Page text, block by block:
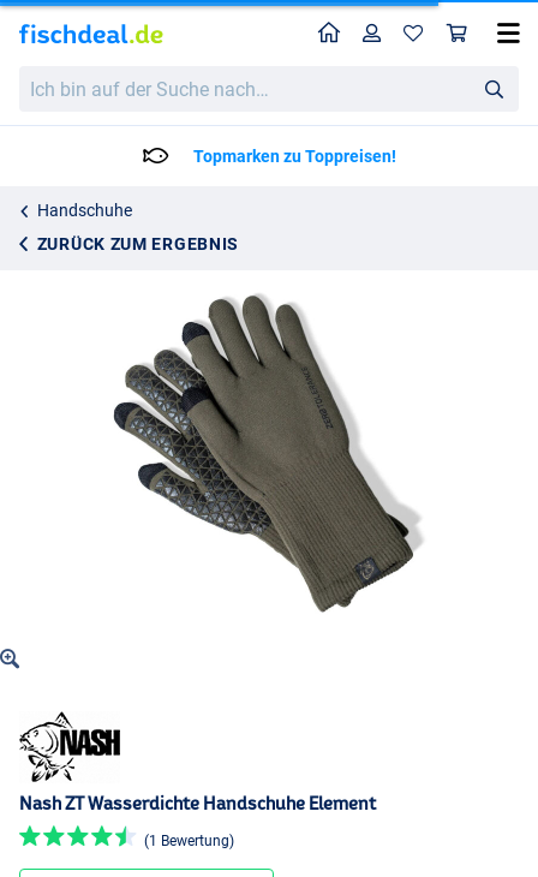
bin
HomeProfil
Topmarken zu Toppreisen!
Handschuhe
ZURÜCK ZUM ERGEBNIS
Nash ZT Wasserdichte Handschuhe Element
29.95
Nash ZT Wasserdichte Handschuhe Element
(1 Bewertung)